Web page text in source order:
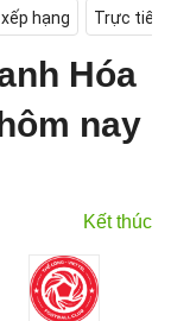
hạng Trực tiếp
Hóa
nay
Kết thúc